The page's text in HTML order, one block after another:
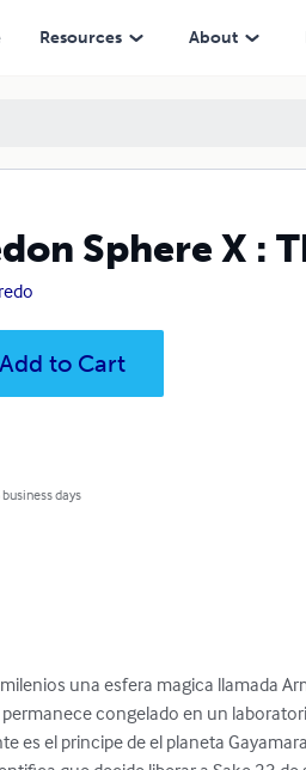
Resources About
Sphere X :
Add to Cart
days
una esfera magica llamada
congelado en un
es el principe de el planeta